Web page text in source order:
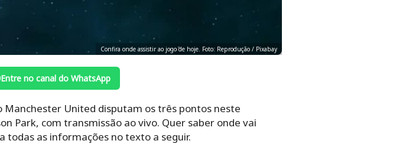
Confira onde assistir ao jogo de hoje. Foto: Reprodução / Pixabay
Entre no canal do WhatsApp
Manchester United disputam os três pontos neste
Park, com transmissão ao vivo. Quer saber onde vai
todas as informações no texto a seguir.